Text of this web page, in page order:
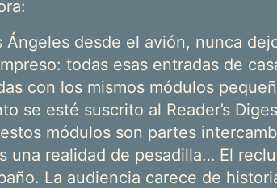
Ángeles desde el avión, nunca
todas esas entradas de
con los mismos módulos
se esté suscrito al Reader’s
módulos son partes
una realidad de pesadilla… El
La audiencia carece de